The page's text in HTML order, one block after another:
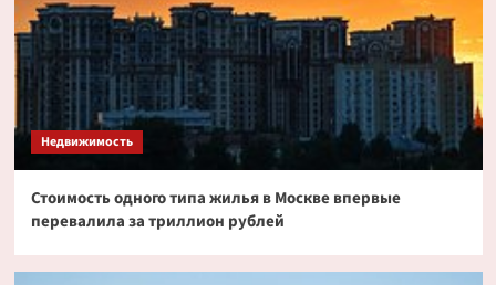
Недвижимость
Стоимость одного типа жилья в Москве впервые
перевалила за триллион рублей